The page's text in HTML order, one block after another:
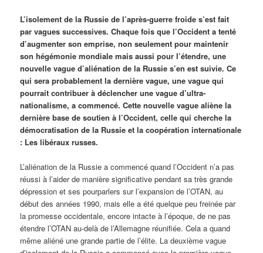
L’isolement de la Russie de l’après-guerre froide s’est fait
par vagues successives. Chaque fois que l’Occident a tenté
d’augmenter son emprise, non seulement pour maintenir
son hégémonie mondiale mais aussi pour l’étendre, une
nouvelle vague d’aliénation de la Russie s’en est suivie. Ce
qui sera probablement la dernière vague, une vague qui
pourrait contribuer à déclencher une vague d’ultra-
nationalisme, a commencé. Cette nouvelle vague aliène la
dernière base de soutien à l’Occident, celle qui cherche la
démocratisation de la Russie et la coopération internationale
: Les libéraux russes.
L’aliénation de la Russie a commencé quand l’Occident n’a pas
réussi à l’aider de manière significative pendant sa très grande
dépression et ses pourparlers sur l’expansion de l’OTAN, au
début des années 1990, mais elle a été quelque peu freinée par
la promesse occidentale, encore intacte à l’époque, de ne pas
étendre l’OTAN au-delà de l’Allemagne réunifiée. Cela a quand
même aliéné une grande partie de l’élite. La deuxième vague